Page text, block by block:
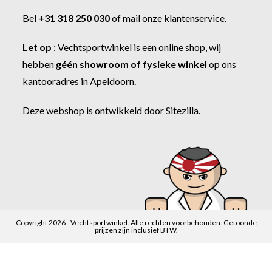
Bel +31 318 250 030ofmail onze klantenservice
Let op :Vechtsportwinkel is een online shop, wij
hebben géén showroom of fysieke winkel op ons
kantooradres in Apeldoorn.
Deze webshop is ontwikkeld doorSitezilla
Copyright 2026 - Vechtsportwinkel. Alle rechten voorbehouden. Getoonde
prijzen zijn inclusief BTW.